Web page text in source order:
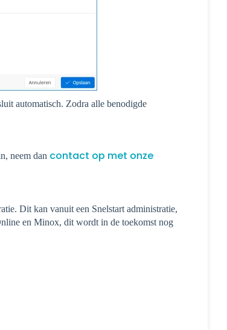
automatisch. Zodra alle benodigde
neem dan contact op met onze
Dit kan vanuit een Snelstart administratie,
en Minox, dit wordt in de toekomst nog